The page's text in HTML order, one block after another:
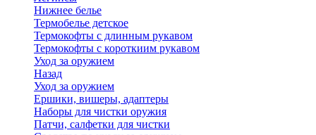
Нижнее белье
Термобелье детское
Термокофты с длинным рукавом
Термокофты с короткиим рукавом
Уход за оружием
Назад
Уход за оружием
Ершики, вишеры, адаптеры
Наборы для чистки оружия
Патчи, салфетки для чистки